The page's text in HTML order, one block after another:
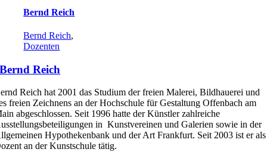
Bernd Reich
Bernd Reich,
Dozenten
Bernd Reich
Reich hat 2001 das Studium der freien Malerei, Bildhauerei und
freien Zeichnens an der Hochschule für Gestaltung Offenbach am
abgeschlossen. Seit 1996 hatte der Künstler zahlreiche
in Kunstvereinen und Galerien sowie in der
Hypothekenbank und der Art Frankfurt. Seit 2003 ist er als
an der Kunstschule tätig.